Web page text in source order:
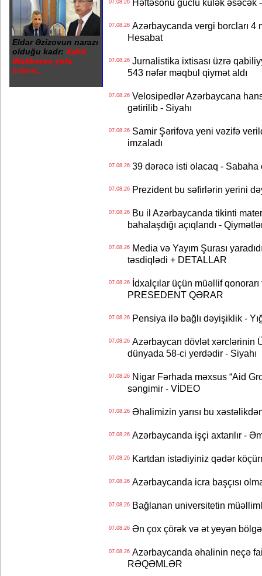
Eldar Əzizovun narazı
olduğu kadr: Xalid
Ələkbərov yola
salınır...
07.08.26Həftəsonu güclü külək əsəcək
07.08.26Azərbaycanda vergi borcları 4
Hesabat
07.08.26Jurnalistika ixtisası üzrə
543 nəfər məqbul qiymət aldı
07.08.26Velosipedlər Azərbaycana
gətirilib - Siyahı
07.08.26Samir Şərifova yeni vəzifə
imzaladı
07.08.2639 dərəcə isti olacaq - Sabaha
07.08.26Prezident bu səfirlərin yerini
07.08.26Bu il Azərbaycanda tikinti
bahalaşdığı açıqlandı -
07.08.26Media və Yayım Şurası
təsdiqlədi + DETALLAR
07.08.26İdxalçılar üçün müəllif
PRESEDENT QƏRAR
07.08.26Pensiya ilə bağlı dəyişiklik -
07.08.26Azərbaycan dövlət xərclərinin
dünyada 58-ci yerdədir - Siyahı
07.08.26Nigar Fərhada məxsus “Aid
səngimir - VİDEO
07.08.26Əhalimizin yarısı bu
07.08.26Azərbaycanda işçi axtarılır -
07.08.26Kartdan istədiyiniz qədər
07.08.26Azərbaycanda icra başçısı
07.08.26Bağlanan universitetin
07.08.26Ən çox çörək və ət yeyən
07.08.26Azərbaycanda əhalinin neçə
RƏQƏMLƏR